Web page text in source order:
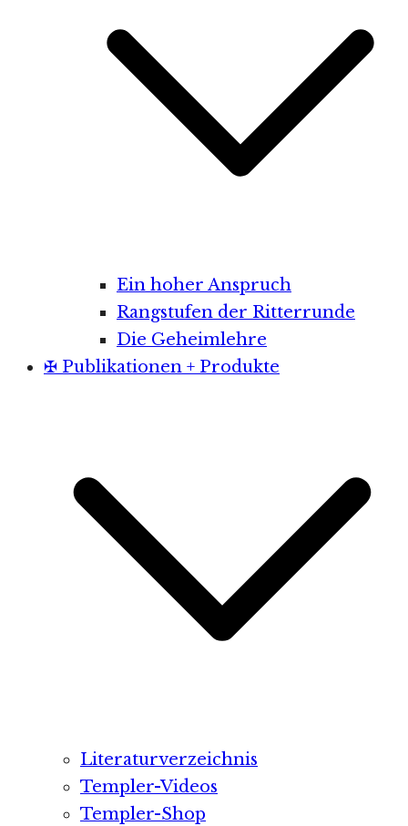
Ein hoher Anspruch
Rangstufen der Ritterrunde
Die Geheimlehre
✠ Publikationen + Produkte
Literaturverzeichnis
Templer-Videos
Templer-Shop